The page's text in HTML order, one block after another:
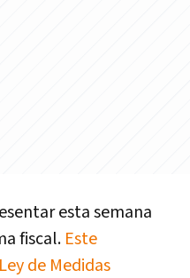
esta semana
fiscal. Este
de Medidas